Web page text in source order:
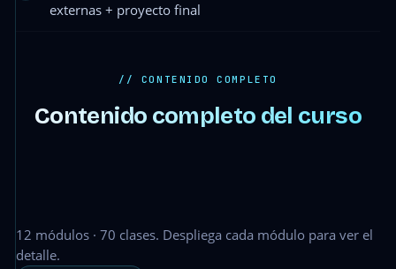
externas + proyecto final
// CONTENIDO COMPLETO
Contenido completo del curso
12 módulos · 70 clases. Despliega cada módulo para ver el
detalle.